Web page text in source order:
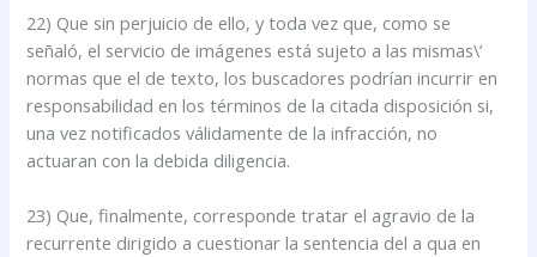
22) Que sin perjuicio de ello, y toda vez que, como se
señaló, el servicio de imágenes está sujeto a las mismas\’
normas que el de texto, los buscadores podrían incurrir en
responsabilidad en los términos de la citada disposición si,
una vez notificados válidamente de la infracción, no
actuaran con la debida diligencia.
23) Que, finalmente, corresponde tratar el agravio de la
recurrente dirigido a cuestionar la sentencia del a qua en